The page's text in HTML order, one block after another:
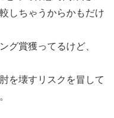
しちゃうからかもだけ
グ賞獲ってるけど、
を壊すリスクを冒して